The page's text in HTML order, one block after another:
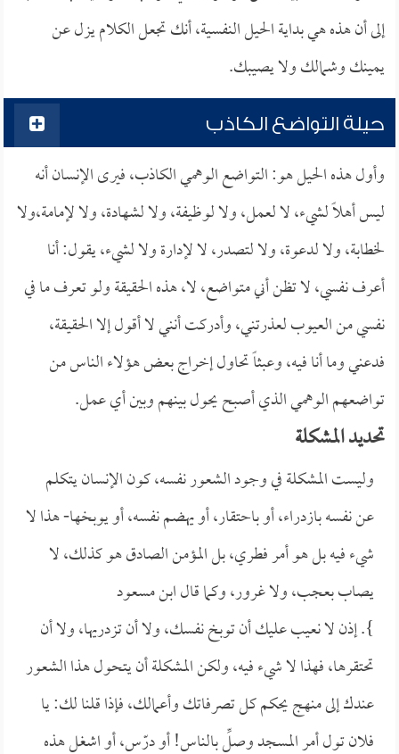
إلى أن هذه هي بداية الحيل النفسية، أنك تجعل الكلام يزل عن
يمينك وشمالك ولا يصيبك.
حيلة التواضع الكاذب
وأول هذه الحيل هو: التواضع الوهمي الكاذب، فيرى الإنسان أنه
ليس أهلاً لشيء، لا لعمل، ولا لوظيفة، ولا لشهادة، ولا لإمامة،ولا
لخطابة، ولا لدعوة، ولا لتصدر، لا لإدارة ولا لشيء، يقول: أنا
أعرف نفسي، لا تظن أني متواضع، لا، هذه الحقيقة ولو تعرف ما في
نفسي من العيوب لعذرتني، وأدركت أنني لا أقول إلا الحقيقة،
فدعني وما أنا فيه، وعبثاً تحاول إخراج بعض هؤلاء الناس من
تواضعهم الوهمي الذي أصبح يحول بينهم وبين أي عمل.
تحديد المشكلة
وليست المشكلة في وجود الشعور نفسه، كون الإنسان يتكلم
عن نفسه بازدراء، أو باحتقار، أو يهضم نفسه، أو يوبخها- هذا لا
شيء فيه بل هو أمر فطري، بل المؤمن الصادق هو كذلك، لا
يصاب بعجب، ولا غرور، وكما قالابن مسعود
}. إذن لا نعيب عليك أن توبخ نفسك، ولا أن تزدريها، ولا أن
تحتقرها، فهذا لا شيء فيه، ولكن المشكلة أن يتحول هذا الشعور
عندك إلى منهج يحكم كل تصرفاتك وأعمالك، فإذا قلنا لك: يا
فلان تول أمر المسجد وصلِّ بالناس! أو درّس، أو اشغل هذه